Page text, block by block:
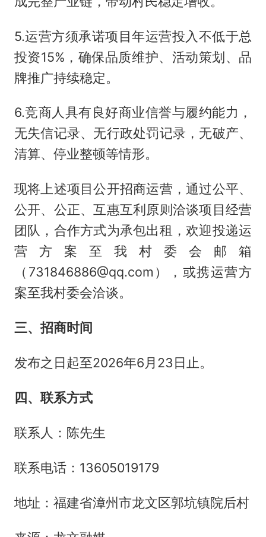
5.运营方须承诺项目年运营投入不低于总
投资15%，确保品质维护、活动策划、品
牌推广持续稳定。
6.竞商人具有良好商业信誉与履约能力，
无失信记录、无行政处罚记录，无破产、
清算、停业整顿等情形。
现将上述项目公开招商运营，通过公平、
公开、公正、互惠互利原则洽谈项目经营
团队，合作方式为承包出租，欢迎投递运
营方案至我村委会邮箱
（731846886@qq.com），或携运营方
案至我村委会洽谈。
三、招商时间
发布之日起至2026年6月23日止。
四、联系方式
联系人：陈先生
联系电话：13605019179
地址：福建省漳州市龙文区郭坑镇院后村